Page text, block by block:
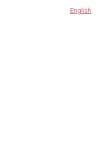
English
English
Rhône Alpes et en France